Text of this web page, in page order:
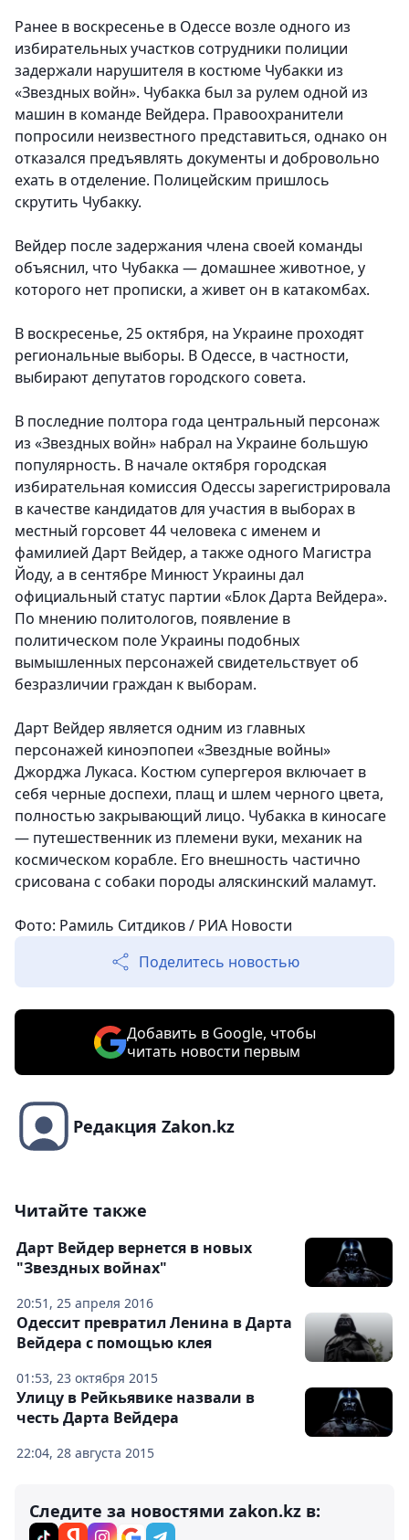
Ранее в воскресенье в Одессе возле одного из
избирательных участков сотрудники полиции
задержали нарушителя в костюме Чубакки из
«Звездных войн». Чубакка был за рулем одной из
машин в команде Вейдера. Правоохранители
попросили неизвестного представиться, однако он
отказался предъявлять документы и добровольно
ехать в отделение. Полицейским пришлось
скрутить Чубакку.
Вейдер после задержания члена своей команды
объяснил, что Чубакка — домашнее животное, у
которого нет прописки, а живет он в катакомбах.
В воскресенье, 25 октября, на Украине проходят
региональные выборы. В Одессе, в частности,
выбирают депутатов городского совета.
В последние полтора года центральный персонаж
из «Звездных войн» набрал на Украине большую
популярность. В начале октября городская
избирательная комиссия Одессы зарегистрировала
в качестве кандидатов для участия в выборах в
местный горсовет 44 человека с именем и
фамилией Дарт Вейдер, а также одного Магистра
Йоду, а в сентябре Минюст Украины дал
официальный статус партии «Блок Дарта Вейдера».
По мнению политологов, появление в
политическом поле Украины подобных
вымышленных персонажей свидетельствует об
безразличии граждан к выборам.
Дарт Вейдер является одним из главных
персонажей киноэпопеи «Звездные войны»
Джорджа Лукаса. Костюм супергероя включает в
себя черные доспехи, плащ и шлем черного цвета,
полностью закрывающий лицо. Чубакка в киносаге
— путешественник из племени вуки, механик на
космическом корабле. Его внешность частично
срисована с собаки породы аляскинский маламут.
Фото: Рамиль Ситдиков / РИА Новости
Поделитесь новостью
Добавить в Google, чтобы
читать новости первым
Редакция Zakon.kz
Читайте также
20:51, 25 апреля 2016
Дарт Вейдер вернется в новых
"Звездных войнах"
01:53, 23 октября 2015
Одессит превратил Ленина в Дарта
Вейдера с помощью клея
22:04, 28 августа 2015
Улицу в Рейкьявике назвали в
честь Дарта Вейдера
Следите за новостями zakon.kz в: